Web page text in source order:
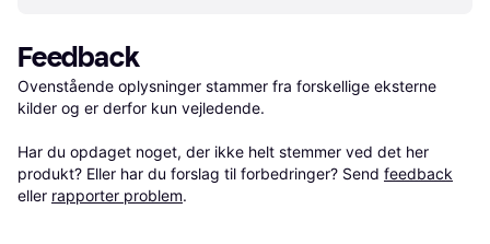
Feedback
Ovenstående oplysninger stammer fra forskellige eksterne
kilder og er derfor kun vejledende.
Har du opdaget noget, der ikke helt stemmer ved det her
produkt? Eller har du forslag til forbedringer? Send feedback
eller rapporter problem.